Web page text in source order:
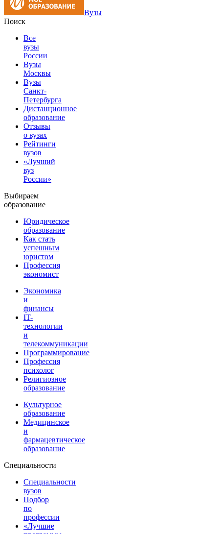
Вузы
Поиск
Все
вузы
России
Вузы
Москвы
Вузы
Санкт-
Петербурга
Дистанционное
образование
Отзывы
о вузах
Рейтинги
вузов
«Лучший
вуз
России»
Выбираем
образование
Юридическое
образование
Как стать
успешным
юристом
Профессия
экономист
Экономика
и
финансы
IT-
технологии
и
телекоммуникации
Программирование
Профессия
психолог
Религиозное
образование
Культурное
образование
Медицинское
и
фармацевтическое
образование
Специальности
Специальности
вузов
Подбор
по
профессии
«Лучшие